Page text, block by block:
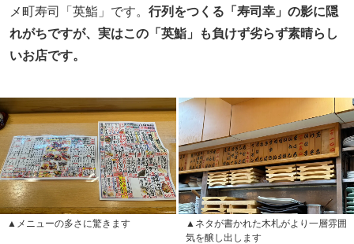
メ町寿司「英鮨」です。 行列をつくる「寿司幸」の影に隠
れがちですが、実はこの「英鮨」も負けず劣らず素晴らし
いお店です。
▲メニューの多さに驚きます
▲ネタが書かれた木札がより一層雰囲
気を醸し出します